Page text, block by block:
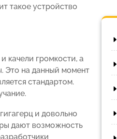
такое устройство
качели громкости, а
Это на данный момент
стандартом.
и довольно
дают возможность